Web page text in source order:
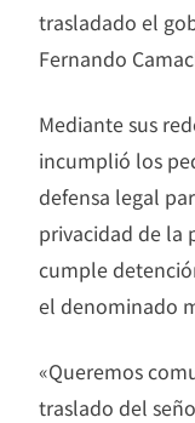
trasladado el
Fernando
Mediante sus
incumplió los
defensa legal
privacidad de la
cumple
el denominado
«Queremos
traslado del